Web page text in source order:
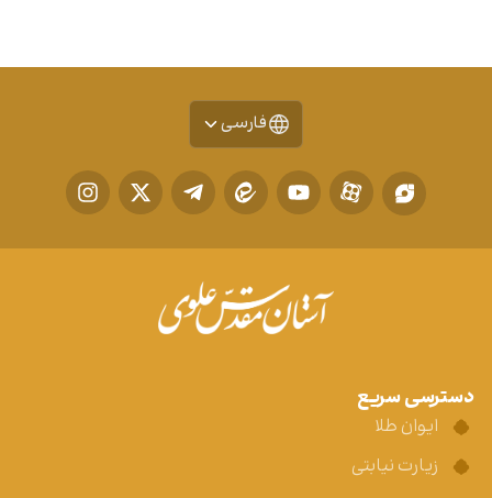
فارسی
دسترسی سریع
ایوان طلا
زیارت نیابتی